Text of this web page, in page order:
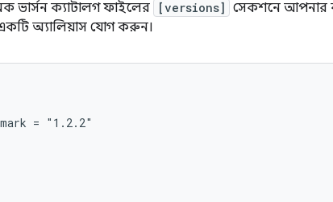
ভার্সন ক্যাটালগ ফাইলের [versions] সেকশনে আপনার
একটি অ্যালিয়াস যোগ করুন।
= "1.2.2"